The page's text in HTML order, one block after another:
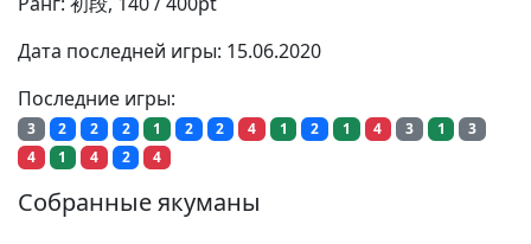
Дата последней игры: 15.06.2020
Последние игры:
3 2 2 2 1 2 2 4 1 2 1 4 3 1
3
4
1 4 2 4
Собранные якуманы